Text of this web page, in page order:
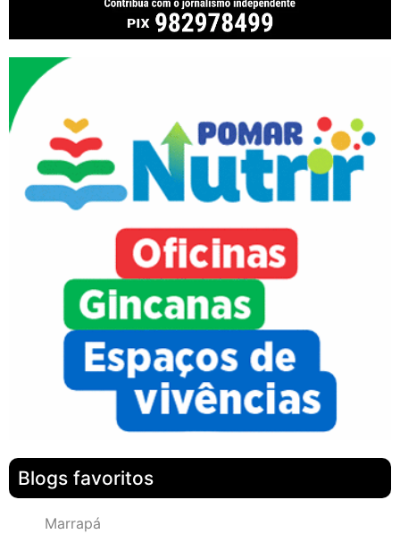
Blogs favoritos
Marrapá